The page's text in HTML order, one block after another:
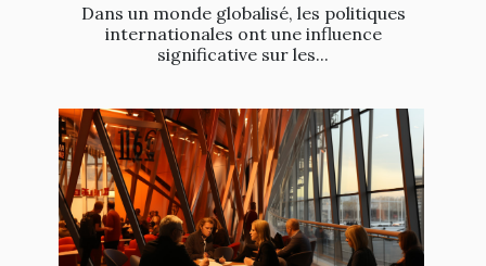
Dans un monde globalisé, les politiques
internationales ont une influence
significative sur les...